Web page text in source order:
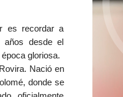
es recordar a
años desde el
gloriosa.
Nació en
donde se